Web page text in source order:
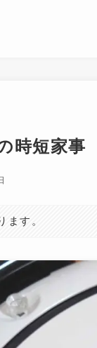
時短家事
ます。